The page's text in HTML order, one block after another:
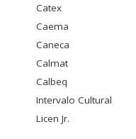
Catex
Caema
Caneca
Calmat
Calbeq
Intervalo Cultural
Licen Jr.